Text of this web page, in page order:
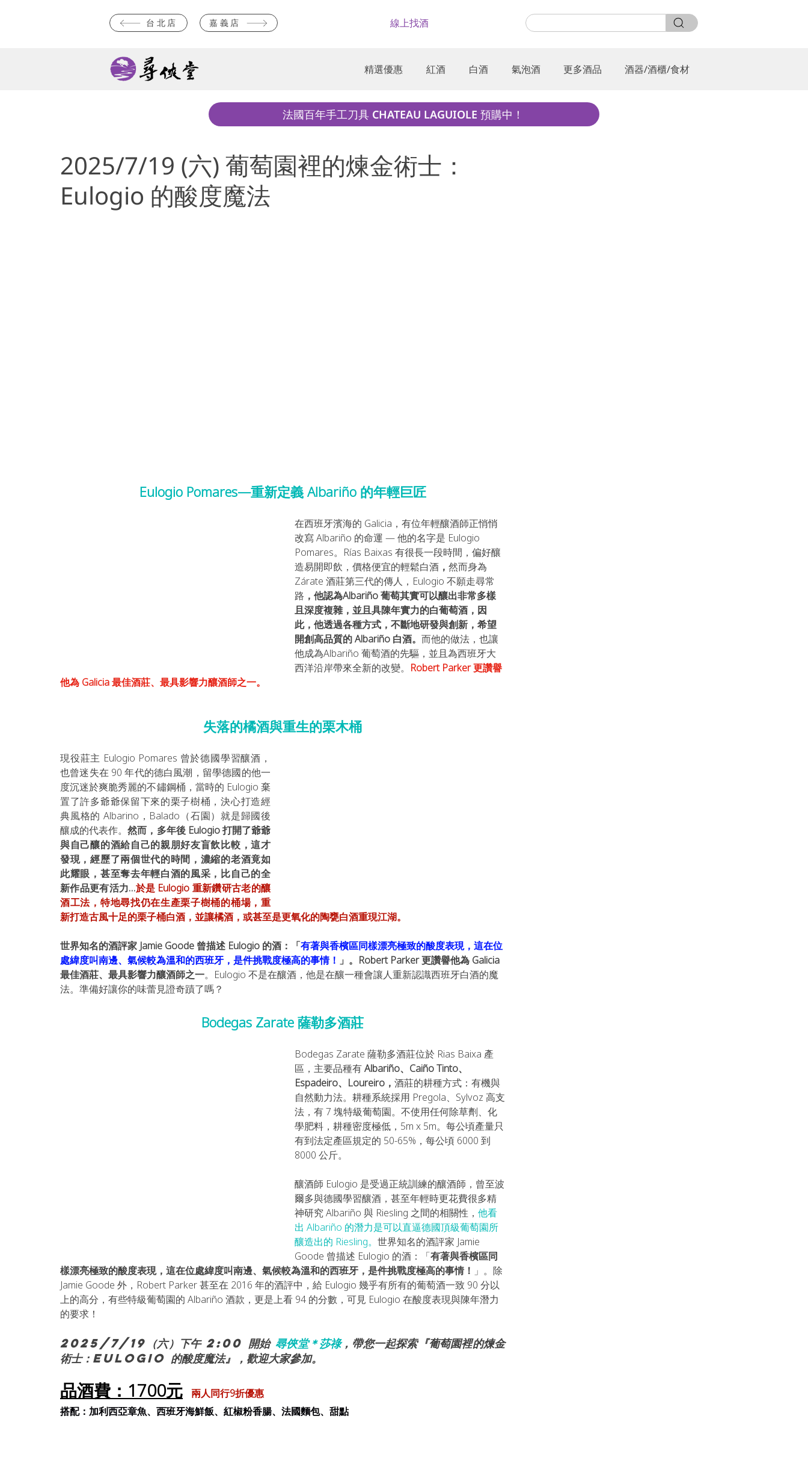
台北店 嘉義店 線上找酒
精選優惠 紅酒 白酒 氣泡酒 更多酒品 酒器/酒櫃/食材
法國百年手工刀具 CHATEAU LAGUIOLE 預購中！
2025/7/19 (六) 葡萄園裡的煉金術士：
Eulogio 的酸度魔法
Eulogio Pomares—重新定義 Albariño 的年輕巨匠
在西班牙濱海的 Galicia，有位年輕釀酒師正悄悄
改寫 Albariño 的命運 — 他的名字是 Eulogio
Pomares。 Rías Baixas 有很長一段時間，偏好釀
造易開即飲，價格便宜的輕鬆白酒 ， 然而身為
Zárate 酒莊第三代的傳人，Eulogio 不願走尋常
路 ，他認為Albariño 葡萄其實可以釀出非常多樣
且深度複雜，並且具陳年實力的白葡萄酒，因
此，他透過各種方式，不斷地研發與創新，希望
開創高品質的 Albariño 白酒。 而他的做法， 也讓
他成為Albariño 葡萄酒的先驅，並且為西班牙大
西洋沿岸帶來全新的改變。 Robert Parker 更讚譽
他為 Galicia 最佳酒莊、最具影響力釀酒師之一。
失落的橘酒與重生的栗木桶
現役莊主 Eulogio Pomares 曾於德國學習釀酒，
也曾迷失在 90 年代的德白風潮，留學德國的他一
度沉迷於爽脆秀麗的不鏽鋼桶，當時的 Eulogio 棄
置了許多爺爺保留下來的栗子樹桶，決心打造經
典風格的 Albarino，Balado（石園）就是歸國後
釀成的代表作。然而，多年後 Eulogio 打開了爺爺
與自己釀的酒給自己的親朋好友盲飲比較，這才
發現，經歷了兩個世代的時間，濃縮的老酒竟如
此耀眼，甚至奪去年輕白酒的風采，比自己的全
新作品更有活力…於是 Eulogio 重新鑽研古老的釀
酒工法，特地尋找仍在生產栗子樹桶的桶場，重
新打造古風十足的栗子桶白酒，並讓橘酒，或甚至是更氧化的陶甕白酒重現江湖。
世界知名的酒評家 Jamie Goode 曾描述 Eulogio 的酒：「有著與香檳區同樣漂亮極致的酸度表現，這在位
處緯度叫南邊、氣候較為溫和的西班牙，是件挑戰度極高的事情！ 」。Robert Parker 更讚譽他為 Galicia
最佳酒莊、最具影響力釀酒師之一。Eulogio 不是在釀酒，他是在釀一種會讓人重新認識西班牙白酒的魔
法。準備好讓你的味蕾見證奇蹟了嗎？
Bodegas Zarate 薩勒多酒莊
Bodegas Zarate 薩勒多酒莊位於 Rias Baixa 產
區，主要品種有 Albariño、Caiño Tinto、
Espadeiro、Loureiro， 酒莊的耕種方式：有機與
自然動力法。耕種系統採用 Pregola、Sylvoz 高支
法，有 7 塊特級葡萄園。不使用任何除草劑、化
學肥料，耕種密度極低，5m x 5m。每公頃產量只
有到法定產區規定的 50-65%，每公頃 6000 到
8000 公斤。
釀酒師 Eulogio 是受過正統訓練的釀酒師，曾至波
爾多與德國學習釀酒，甚至年輕時更花費很多精
神研究 Albariño 與 Riesling 之間的相關性， 他看
出 Albariño 的潛力是可以直逼德國頂級葡萄園所
釀造出的 Riesling。 世界知名的酒評家 Jamie
Goode 曾描述 Eulogio 的酒：「有著與香檳區同
樣漂亮極致的酸度表現，這在位處緯度叫南邊、氣候較為溫和的西班牙，是件挑戰度極高的事情！ 」。除
Jamie Goode 外，Robert Parker 甚至在 2016 年的酒評中，給 Eulogio 幾乎有所有的葡萄酒一致 90 分以
上的高分，有些特級葡萄園的 Albariño 酒款，更是上看 94 的分數，可見 Eulogio 在酸度表現與陳年潛力
的要求！
2025/7/19（六）下午 2:00 開始 尋俠堂＊莎祿，帶您一起探索『葡萄園裡的煉金
術士：Eulogio 的酸度魔法』，歡迎大家參加。
品酒費：1700元
兩人同行9折優惠
搭配：加利西亞章魚、西班牙海鮮飯、紅椒粉香腸、法國麵包、甜點